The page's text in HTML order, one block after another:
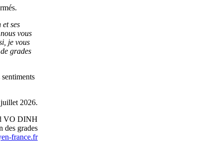
ses
vous
je vous
grades
2026.
VO DINH
des grades
france.fr